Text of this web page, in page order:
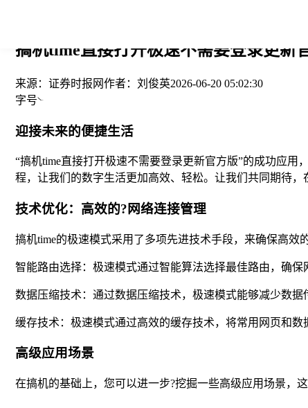
搞机time直接打开极速不需要登录更新
来源： 证券时报网作者： 刘俊英2026-06-20 05:02:30
字号
迎接未来的便捷生活
“搞机time直接打开极速不需要登录更新官方版”的成功应
程，让我们的数字生活更加高效、轻松。让我们共同期待
技术优化：高效的?网络连接管理
搞机time的极速模式采用了多项先进技术手段，来确保高效
智能路由选择：极速模式通过智能算法选择最佳路由，确
数据压缩技术：通过数据压缩技术，极速模式能够减少数
缓存技术：极速模式通过高效的缓存技术，将常用网页和
高级应用场景
在搞机的基础上，您可以进一步?挖掘一些高级应用场景，